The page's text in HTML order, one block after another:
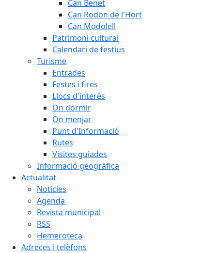
Can Benet
Can Rodon de l'Hort
Can Modolell
Patrimoni cultural
Calendari de festius
Turisme
Entrades
Festes i fires
Llocs d'interès
On dormir
On menjar
Punt d'Informació
Rutes
Visites guiades
Informació geogràfica
Actualitat
Notícies
Agenda
Revista municipal
RSS
Hemeroteca
Adreces i telèfons